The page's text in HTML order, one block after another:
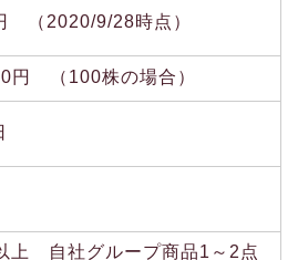
（2020/9/28時点）
円 （100株の場合）
上 自社グループ商品1～2点